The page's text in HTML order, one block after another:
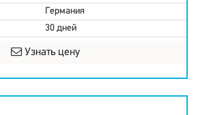
Германия
30 дней
Узнать цену